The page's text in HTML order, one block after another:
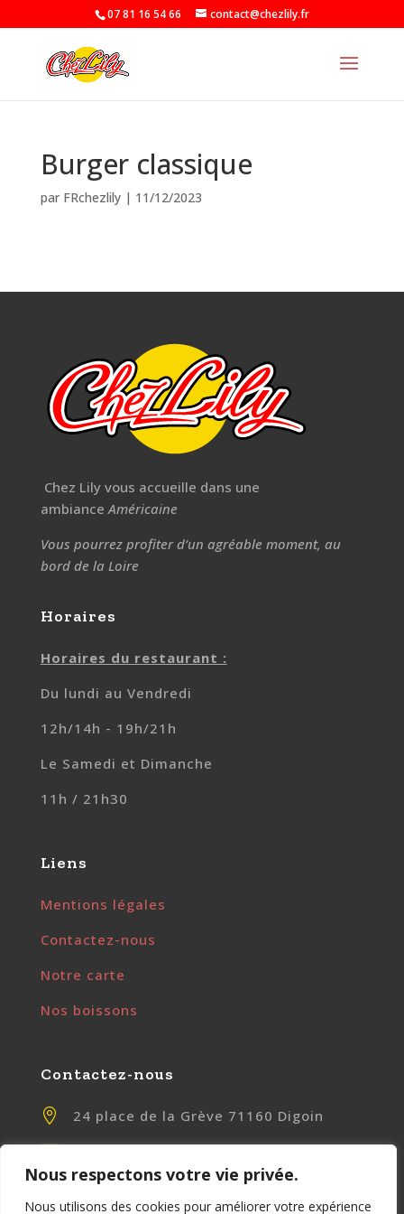
Nous respectons votre vie privée.
Nous utilisons des cookies pour améliorer votre expérience
07 81 16 54 66 contact@chezlily.fr
Burger classique
par FRchezlily| 11/12/2023
Chez Lily vous accueille dans une
ambianceAméricaine
Vous pourrez profiter d’un agréable moment, au
bord de la Loire
Horaires
Horaires du restaurant :
Du lundi au Vendredi
12h/14h - 19h/21h
Le Samedi et Dimanche
11h / 21h30
Liens
Mentions légales
Contactez-nous
Notre carte
Nos boissons
Contactez-nous

24 place de la Grève 71160 Digoin

www.chezlily.fr